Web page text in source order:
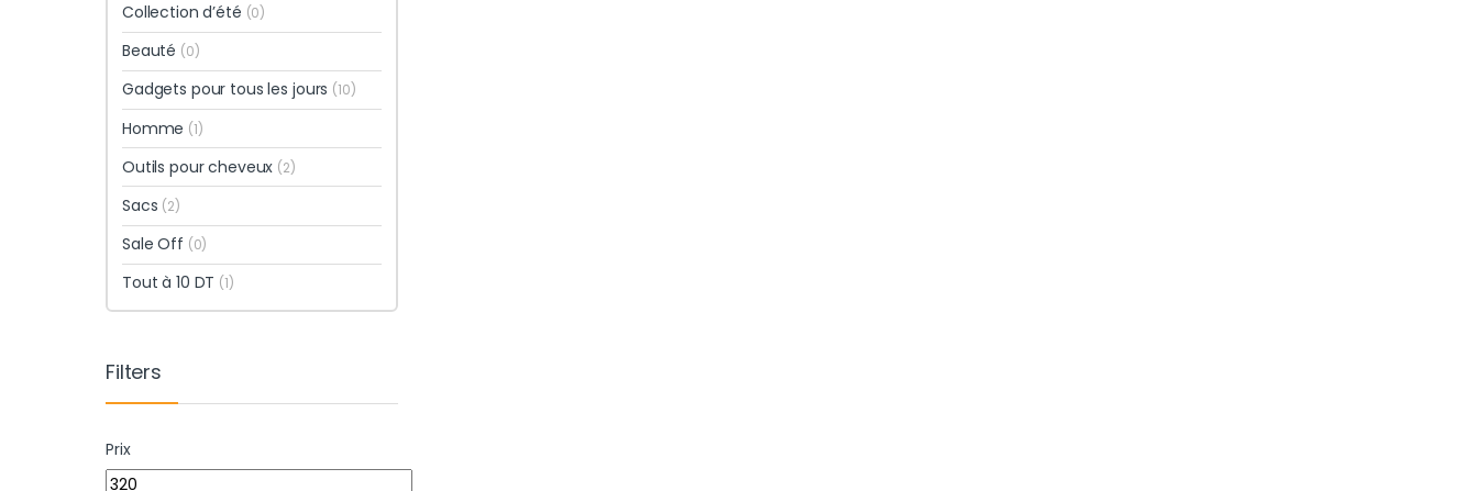
Collection d’été (0)
Beauté (0)
Gadgets pour tous les jours (10)
Homme (1)
Outils pour cheveux (2)
Sacs (2)
Sale Off (0)
Tout à 10 DT (1)
Filters
Prix
Prix min
Prix max